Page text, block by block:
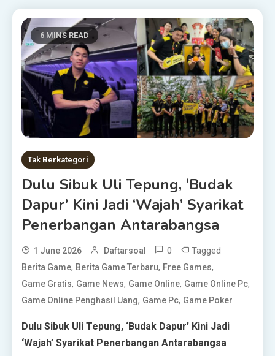
6 MINS READ
Tak Berkategori
Dulu Sibuk Uli Tepung, ‘Budak
Dapur’ Kini Jadi ‘Wajah’ Syarikat
Penerbangan Antarabangsa
1 June 2026 Daftarsoal 0 Tagged
Berita Game, Berita Game Terbaru, Free Games,
Game Gratis, Game News, Game Online, Game Online Pc,
Game Online Penghasil Uang, Game Pc, Game Poker
Dulu Sibuk Uli Tepung, ‘Budak Dapur’ Kini Jadi
‘Wajah’ Syarikat Penerbangan Antarabangsa